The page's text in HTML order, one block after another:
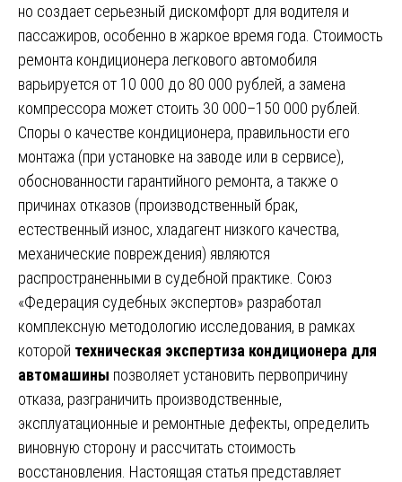
но создает серьезный дискомфорт для водителя и
пассажиров, особенно в жаркое время года. Стоимость
ремонта кондиционера легкового автомобиля
варьируется от 10 000 до 80 000 рублей, а замена
компрессора может стоить 30 000–150 000 рублей.
Споры о качестве кондиционера, правильности его
монтажа (при установке на заводе или в сервисе),
обоснованности гарантийного ремонта, а также о
причинах отказов (производственный брак,
естественный износ, хладагент низкого качества,
механические повреждения) являются
распространенными в судебной практике. Союз
«Федерация судебных экспертов» разработал
комплексную методологию исследования, в рамках
которой техническая экспертиза кондиционера для
автомашины позволяет установить первопричину
отказа, разграничить производственные,
эксплуатационные и ремонтные дефекты, определить
виновную сторону и рассчитать стоимость
восстановления. Настоящая статья представляет